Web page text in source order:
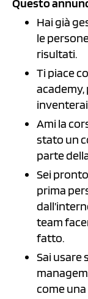
Questo
Hai già
le
risultati.
Ti piace
academy,
Ami la
stato un
parte
Sei
prima
team
fatto.
Sai usare
come